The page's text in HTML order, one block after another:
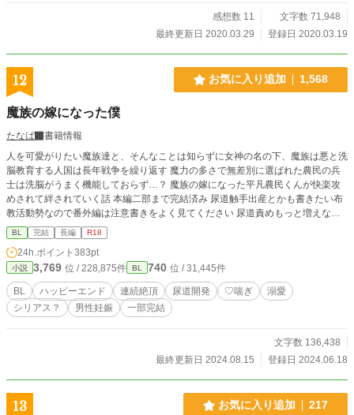
感想数 11
文字数 71,948
最終更新日 2020.03.29
登録日 2020.03.19
12 お気に入り追加 1,568
魔族の嫁になった僕
たなぱ
書籍情報
人を可愛がりたい魔族達と、そんなことは知らずに女神の名の下、魔族は悪と洗
脳教育する人国は長年戦争を繰り返す 魔力の多さで無差別に選ばれた農民の兵
士は洗脳がうまく機能しておらず…？ 魔族の嫁になった平凡農民くんが快楽攻
めされて絆されていく話 本編二部まで完結済み 尿道触手出産とかも書きたい布
教活動勢なので番外編は注意書きをよく見てください 尿道責めもっと増えない
かなーって書いてみた初心者作です！色々ノリと勢い！
BL 完結 長編 R18
24h.ポイント 383pt
小説 3,769 位 / 228,875件 BL 740 位 / 31,445件
BL ハッピーエンド 連続絶頂 尿道開発 ♡喘ぎ
溺愛
シリアス？
男性妊娠 一部完結
文字数 136,438
最終更新日 2024.08.15
登録日 2024.06.18
13 お気に入り追加 217